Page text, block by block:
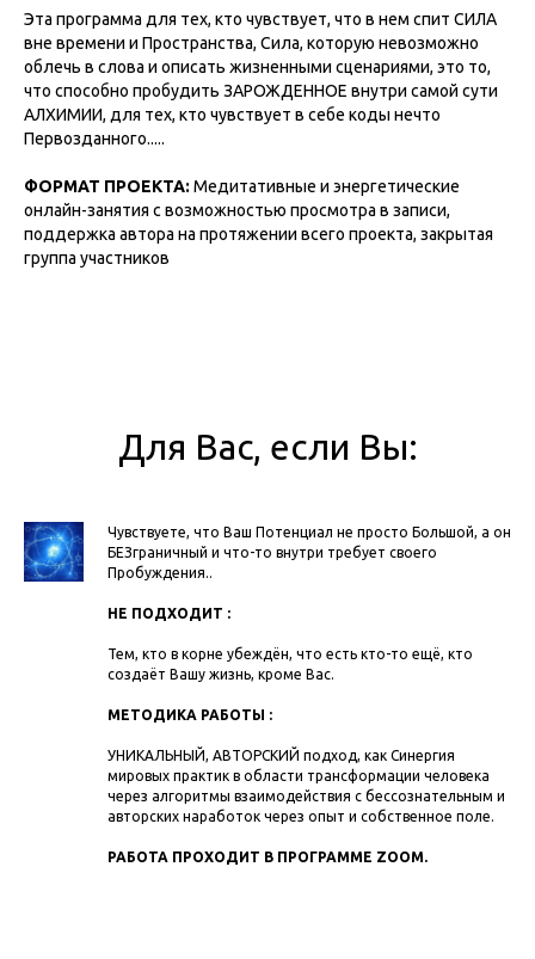
Эта программа для тех, кто чувствует, что в нем спит СИЛА
вне времени и Пространства, Сила, которую невозможно
облечь в слова и описать жизненными сценариями, это то,
что способно пробудить ЗАРОЖДЕННОЕ внутри самой сути
АЛХИМИИ, для тех, кто чувствует в себе коды нечто
Первозданного.....
ФОРМАТ ПРОЕКТА: Медитативные и энергетические
онлайн-занятия с возможностью просмотра в записи,
поддержка автора на протяжении всего проекта, закрытая
группа участников
Для Вас, если Вы:
Чувствуете, что Ваш Потенциал не просто Большой, а он
БЕЗграничный и что-то внутри требует своего
Пробуждения..
НЕ ПОДХОДИТ :
Тем, кто в корне убеждён, что есть кто-то ещё, кто
создаёт Вашу жизнь, кроме Вас.
МЕТОДИКА РАБОТЫ :
УНИКАЛЬНЫЙ, АВТОРСКИЙ подход, как Синергия
мировых практик в области трансформации человека
через алгоритмы взаимодействия с бессознательным и
авторских наработок через опыт и собственное поле.
РАБОТА ПРОХОДИТ В ПРОГРАММЕ ZOOM.